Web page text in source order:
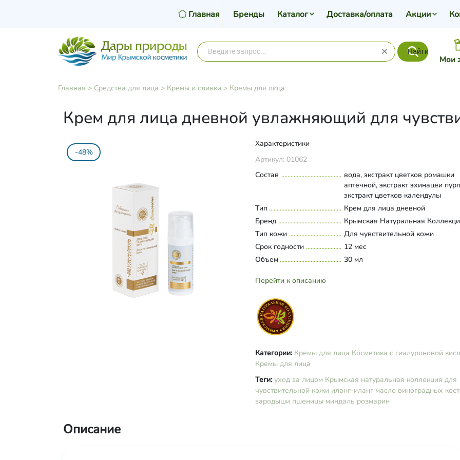
Найти
Мои
Главная Бренды Каталог Доставка/оплата Акции
Главная > Средства для лица > Кремы и сливки > Кремы для лица
Крем для лица дневной увлажняющий для
-48%
Характеристики
Артикул: 01062
Состав
вода, экстракт цветков ромашки
аптечной, экстракт эхинацеи
экстракт цветков календулы
лекарственной, экстракт центеллы
азиатской, экстракт листьев
лекарственной, экстракт листьев
гамамелиса вирджинского,
цветов липы сердцевидной, масло
сладкого миндаля, масло персика,
лекарственного,
гиалуроновая кислота
кислота высокомолекулярная,
масло иланг-иланга, эфирное
амириса, коньяк-маннан.
Развернуть состав
Тип
Крем для лица дневной
Бренд
Крымская Натуральная
Тип кожи
Для чувствительной кожи
Срок годности
12 мес
Объем
30 мл
Перейти к описанию
Категории: Кремы для лица Косметика с гиалуроновой
Кремы для лица
Теги: уход за лицом Крымская натуральная коллекция для
чувствительной кожи иланг-иланг масло виноградных
зародыши пшеницы миндаль розмарин
Описание